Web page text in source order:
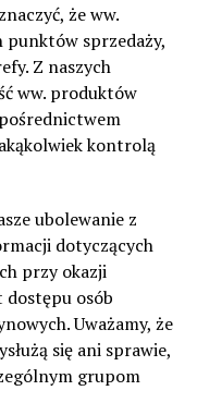
że ww.
sprzedaży,
Z naszych
ww. produktów
kontrolą
ubolewanie z
dotyczących
przy okazji
dostępu osób
Uważamy, że
się ani sprawie,
grupom